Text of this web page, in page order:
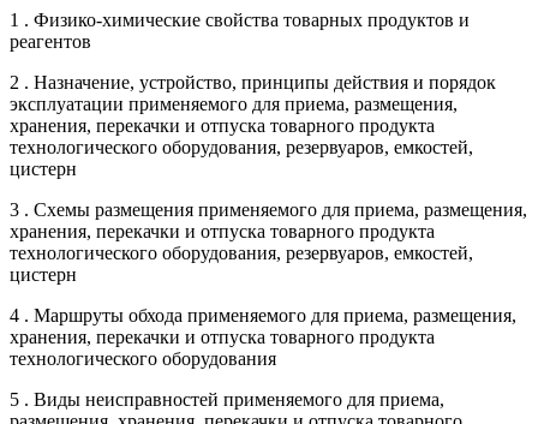
1 . Физико-химические свойства товарных продуктов и
реагентов
2 . Назначение, устройство, принципы действия и порядок
эксплуатации применяемого для приема, размещения,
хранения, перекачки и отпуска товарного продукта
технологического оборудования, резервуаров, емкостей,
цистерн
3 . Схемы размещения применяемого для приема, размещения,
хранения, перекачки и отпуска товарного продукта
технологического оборудования, резервуаров, емкостей,
цистерн
4 . Маршруты обхода применяемого для приема, размещения,
хранения, перекачки и отпуска товарного продукта
технологического оборудования
5 . Виды неисправностей применяемого для приема,